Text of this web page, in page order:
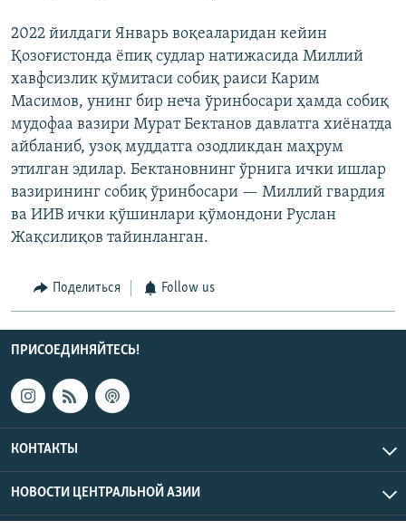
2022 йилдаги Январь воқеаларидан кейин
Қозоғистонда ёпиқ судлар натижасида Миллий
хавфсизлик қўмитаси собиқ раиси Карим
Масимов, унинг бир неча ўринбосари ҳамда собиқ
мудофаа вазири Мурат Бектанов давлатга хиёнатда
айбланиб, узоқ муддатга озодликдан маҳрум
этилган эдилар. Бектановнинг ўрнига ички ишлар
вазирининг собиқ ўринбосари — Миллий гвардия
ва ИИВ ички қўшинлари қўмондони Руслан
Жақсилиқов тайинланган.
Поделиться Follow us
ПРИСОЕДИНЯЙТЕСЬ!
КОНТАКТЫ
НОВОСТИ ЦЕНТРАЛЬНОЙ АЗИИ